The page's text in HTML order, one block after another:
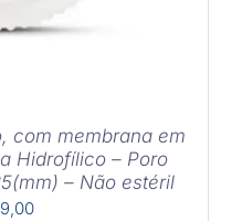
com membrana em
Hidrofílico – Poro
– Não estéril